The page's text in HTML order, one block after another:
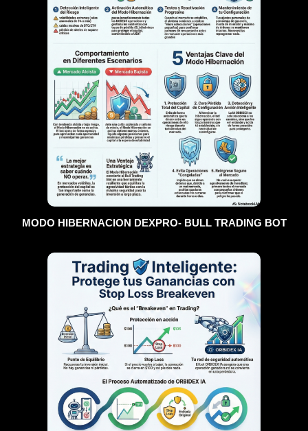
MODO HIBERNACION DEXPRO- BULL TRADING BOT